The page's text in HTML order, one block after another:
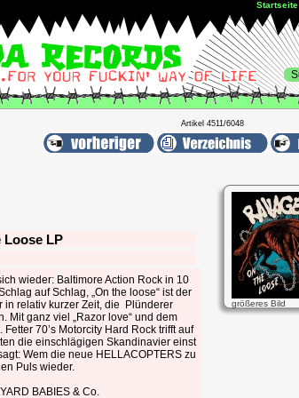
Startseite
Artikel 4511/6048
größeres Bild
Loose LP
wieder: Baltimore Action Rock in 10
auf Schlag, „On the loose“ ist der
in relativ kurzer Zeit, die Plünderer
Mit ganz viel „Razor love“ und dem
Fetter 70’s Motorcity Hard Rock trifft auf
die einschlägigen Skandinavier einst
Wem die neue HELLACOPTERS zu
Puls wieder.
BABIES & Co.